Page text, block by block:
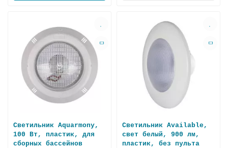
Светильник Aquarmony,
100 Вт, пластик, для
сборных бассейнов
Светильник Available,
свет белый, 900 лм,
пластик, без пульта